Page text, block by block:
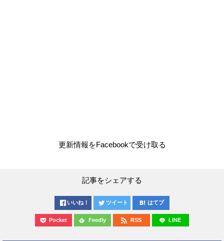
更新情報をFacebookで受け取る
記事をシェアする
いいね！ ツイート はてブ
Pocket Feedly RSS LINE